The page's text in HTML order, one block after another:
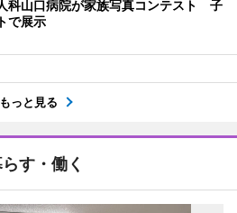
科山口病院が家族写真コンテスト 子
で展示
もっと見る
す・働く